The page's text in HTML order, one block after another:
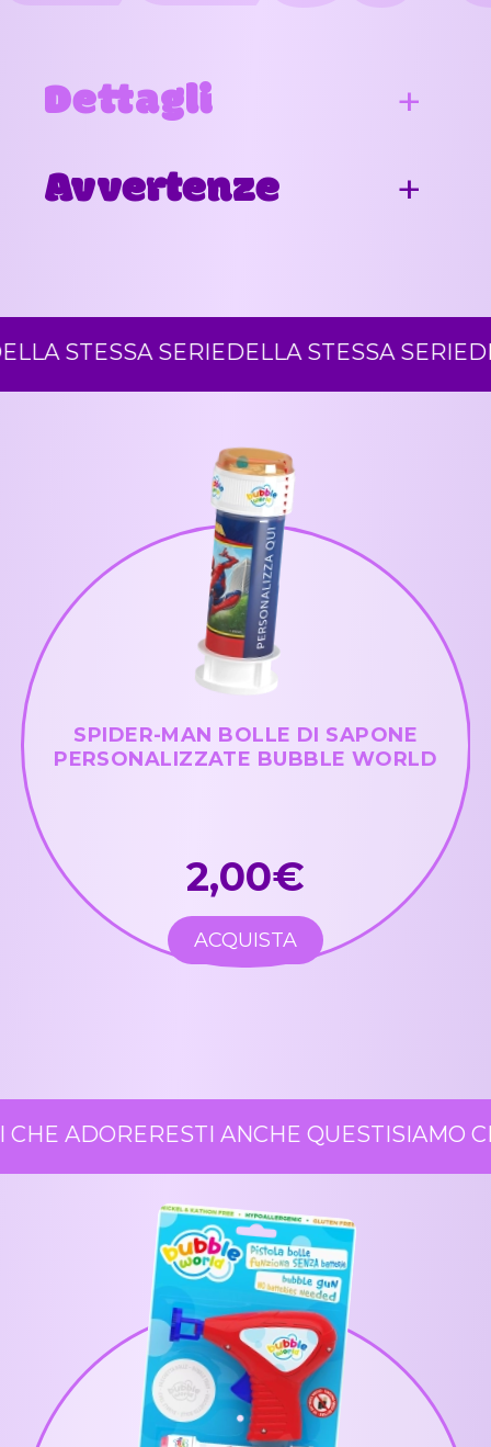
Dettagli
Avvertenze
STESSA SERIEDELLA STESSA SERIE
SPIDER-MAN BOLLE DI SAPONE
PERSONALIZZATE BUBBLE WORLD
2,00€
ACQUISTA
ADORERESTI ANCHE QUESTISIAMO